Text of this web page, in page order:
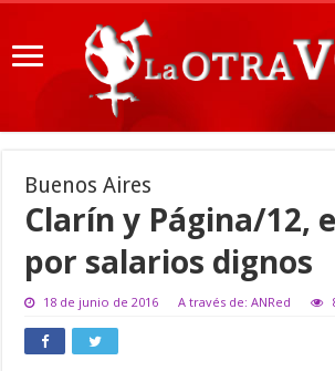
Buenos Aires
Clarín y Página/12,
por salarios dignos
18 de junio de 2016 A través de: ANRed